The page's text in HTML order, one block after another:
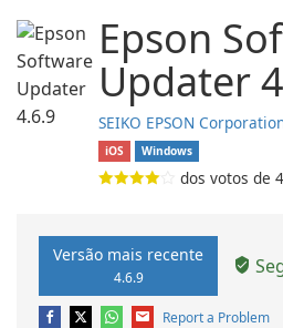
Epson
Updater
SEIKO EPSON
iOS
Windows
dos votos de 4
Versão mais recente
4.6.9
Report a Problem